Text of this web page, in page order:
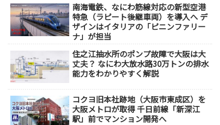
南海電鉄、なにわ筋線対応の新型空港
特急（ラピート後継車両）を導入へ デ
ザインはイタリアの「ピニンファリー
ナ」が担当
住之江抽水所のポンプ故障で大阪は大
丈夫？ なにわ大放水路30万トンの排水
能力をわかりやすく解説
コクヨ旧本社跡地（大阪市東成区）を
大阪メトロが取得 千日前線「新深江
駅」前でマンション開発へ